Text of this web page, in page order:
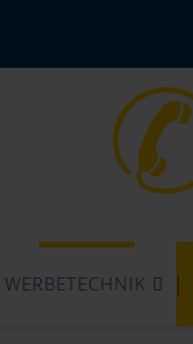
WERBETECHNIK